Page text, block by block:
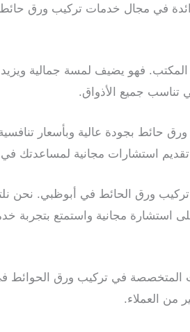
في مجال خدمات تركيب ورق
المكتب. فهو يضيف لمسة جمالية
تناسب جميع الأذواق.
حائط بجودة عالية وبأسعار
استشارات مجانية لمساعدتك
ورق الحائط في أبوظبي. نحن
استشارة مجانية واستمتع بتجربة
المتخصصة في تركيب ورق الحوائط
من العملاء.